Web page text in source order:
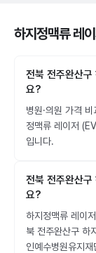
하지정맥류 레
전북 전주완산
요?
병원·의원 가격 비
정맥류 레이저
입니다.
전북 전주완산
요?
하지정맥류 레이
북 전주완산구 하
인예수병원유지